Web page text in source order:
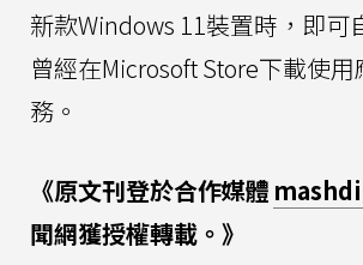
新款Windows 11裝置時，即可
曾經在Microsoft Store下載使
務。
《原文刊登於合作媒體
聞網獲授權轉載。》